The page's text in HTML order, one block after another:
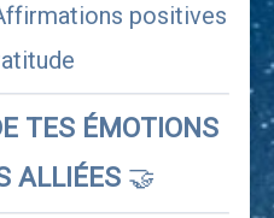
positives
TES ÉMOTIONS
ALLIÉES 🤝